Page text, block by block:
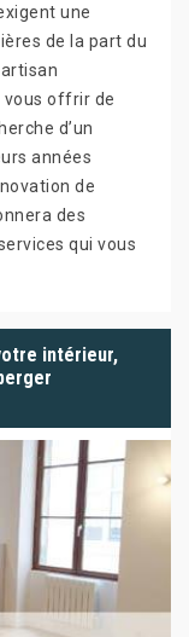
une
de la part du
vous offrir de
d’un
années
de
des
qui vous
intérieur,